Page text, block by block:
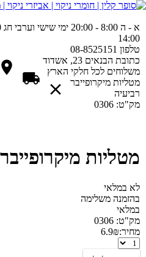
א - ה 8:00 - 20:00
14:00
טלפון 08-8525151
כתובת הבנאים 23, אשדוד
משלוחים לכל חלקי הארץ
מטליות מיקרופייבר
רביעיה
מק"ט: 0306
מטליות
לא במלאי
בהזמנה משלימה
במלאי
מק"ט: 0306
מחיר:
6.9₪
מטליות